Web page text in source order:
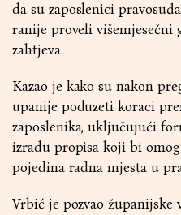
da su zaposlenici
ranije proveli višemjesečni
zahtjeva.
Kazao je kako su nakon
upanije poduzeti koraci
zaposlenika, uključujući
izradu propisa koji bi
pojedina radna mjesta u
Vrbić je pozvao županijske